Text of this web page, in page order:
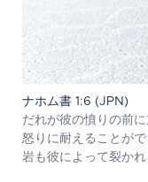
ナホム書 1:6 (JPN)
だれが彼の憤りの前
怒りに耐えることが
岩も彼によって裂かれ